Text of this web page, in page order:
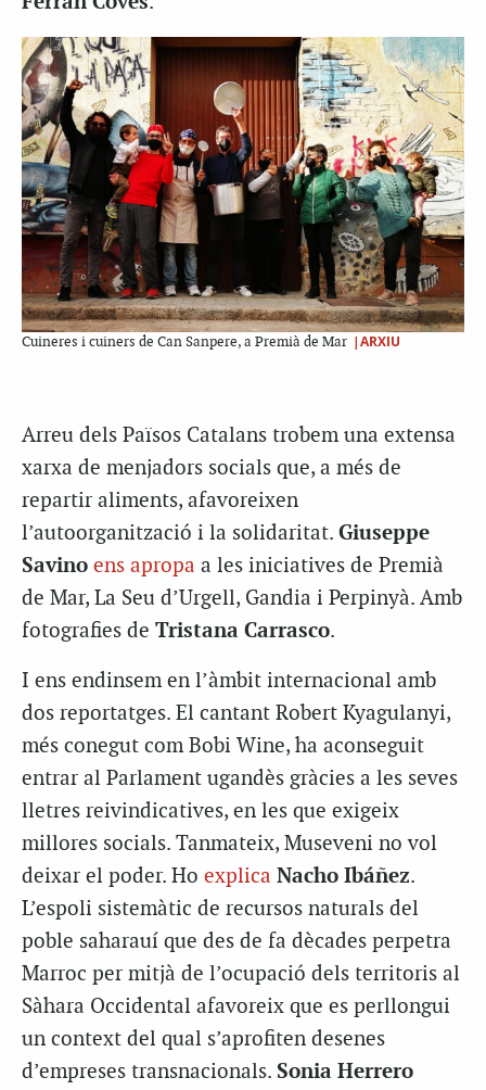
Cuineres i cuiners de Can Sanpere, a Premià de Mar |ARXIU
Arreu dels Països Catalans trobem una extensa
xarxa de menjadors socials que, a més de
repartir aliments, afavoreixen
l’autoorganització i la solidaritat. Giuseppe
Savino ens apropa a les iniciatives de Premià
de Mar, La Seu d’Urgell, Gandia i Perpinyà. Amb
fotografies de Tristana Carrasco.
I ens endinsem en l’àmbit internacional amb
dos reportatges. El cantant Robert Kyagulanyi,
més conegut com Bobi Wine, ha aconseguit
entrar al Parlament ugandès gràcies a les seves
lletres reivindicatives, en les que exigeix
millores socials. Tanmateix, Museveni no vol
deixar el poder. Ho explica Nacho Ibáñez.
L’espoli sistemàtic de recursos naturals del
poble saharauí que des de fa dècades perpetra
Marroc per mitjà de l’ocupació dels territoris al
Sàhara Occidental afavoreix que es perllongui
un context del qual s’aprofiten desenes
d’empreses transnacionals. Sonia Herrero